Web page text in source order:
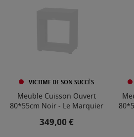
VICTIME DE SON SUCCÈS
Meuble Cuisson Ouvert
80*55cm Noir - Le Marquier
Prix
349,00 €